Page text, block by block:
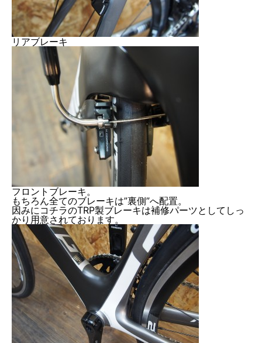
リアブレーキ
フロントブレーキ。
もちろん全てのブレーキは”裏側”へ配置。
因みにコチラのTRP製ブレーキは補修パーツとしてしっ
かり用意されております。